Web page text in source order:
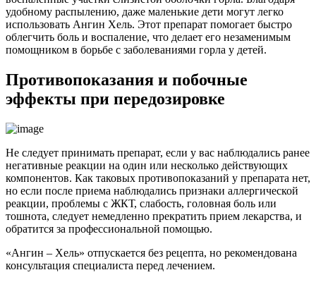
удобному распылению, даже маленькие дети могут легко
использовать Ангин Хель. Этот препарат помогает быстро
облегчить боль и воспаление, что делает его незаменимым
помощником в борьбе с заболеваниями горла у детей.
Противопоказания и побочные
эффекты при передозировке
Не следует принимать препарат, если у вас наблюдались ранее
негативные реакции на один или несколько действующих
компонентов. Как таковых противопоказаний у препарата нет,
но если после приема наблюдались признаки аллергической
реакции, проблемы с ЖКТ, слабость, головная боль или
тошнота, следует немедленно прекратить прием лекарства, и
обратится за профессиональной помощью.
«Ангин – Хель» отпускается без рецепта, но рекомендована
консультация специалиста перед лечением.